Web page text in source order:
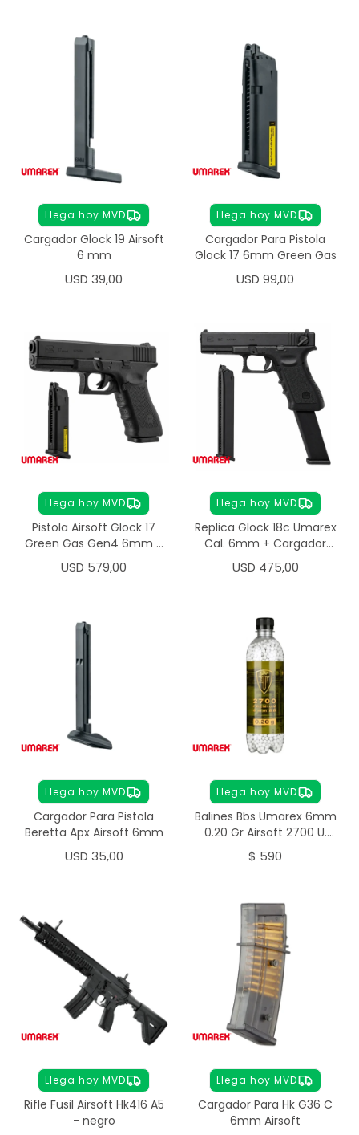
Llega hoy MVD
Cargador Glock 19 Airsoft
6 mm
USD 39,00
Llega hoy MVD
Cargador Para Pistola
Glock 17 6mm Green Gas
USD 99,00
Llega hoy MVD
Pistola Airsoft Glock 17
Green Gas Gen4 6mm +
Cargador
USD 579,00
Llega hoy MVD
Replica Glock 18c Umarex
Cal. 6mm + Cargador
Extra
USD 475,00
Llega hoy MVD
Cargador Para Pistola
Beretta Apx Airsoft 6mm
USD 35,00
Llega hoy MVD
Balines Bbs Umarex 6mm
0.20 Gr Airsoft 2700 U.
Premium
$ 590
Llega hoy MVD
Rifle Fusil Airsoft Hk416 A5
- negro
Llega hoy MVD
Cargador Para Hk G36 C
6mm Airsoft